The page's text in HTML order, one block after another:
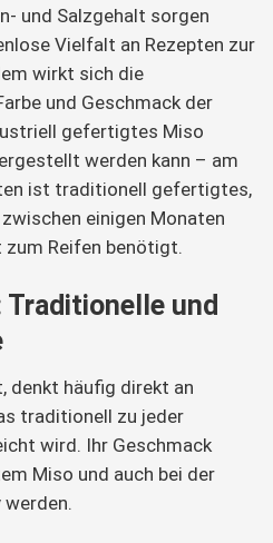
und Salzgehalt sorgen
Vielfalt an Rezepten zur
wirkt sich die
und Geschmack der
gefertigtes Miso
werden kann – am
ist traditionell gefertigtes,
einigen Monaten
zum Reifen benötigt.
und
denkt häufig direkt an
traditionell zu jeder
wird. Ihr Geschmack
Miso und auch bei der
werden.